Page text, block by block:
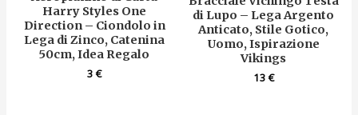
Harry Styles One
Direction – Ciondolo in
Lega di Zinco, Catenina
50cm, Idea Regalo
3€
di Lupo – Lega Argento
Anticato, Stile Gotico,
Uomo, Ispirazione
Vikings
13€